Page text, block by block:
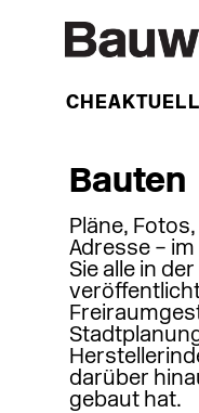
WOCHEAKTUELL
Bauten
Pläne,
Adresse –
Sie alle in
darüber
gebaut hat.